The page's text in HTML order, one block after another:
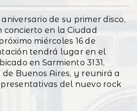
de su primer disco,
concierto en la Ciudad
miércoles 16 de
tendrá lugar en el
en Sarmiento 3131,
Buenos Aires, y reunirá a
del nuevo rock